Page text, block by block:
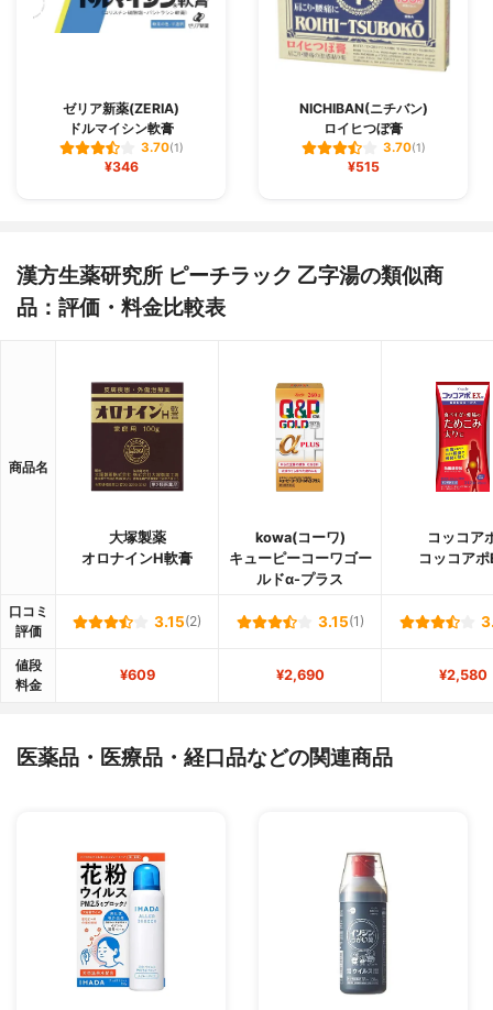
ゼリア新薬(ZERIA)
ドルマイシン軟膏
3.70(1)
¥346
NICHIBAN(ニチバン)
ロイヒつぼ膏
3.70(1)
¥515
漢方生薬研究所 ピーチラック 乙字湯の類似商
品：評価・料金比較表
商品名
大塚製薬
オロナインH軟膏
kowa(コーワ)
キューピーコーワゴー
ルドα-プラス
コッコア
コッコアポ
口コミ
評価
3.15(2) 3.15(1)
値段
料金
¥609 ¥2,690 ¥2,580
医薬品・医療品・経口品などの関連商品